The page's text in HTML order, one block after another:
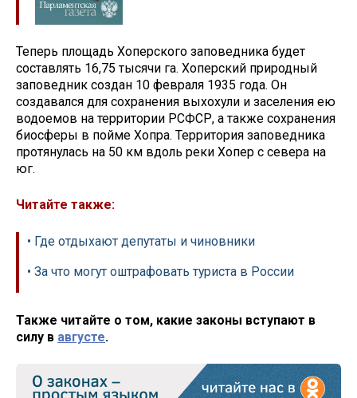
Теперь площадь Хоперского заповедника будет
составлять 16,75 тысячи га. Хоперский природный
заповедник создан 10 февраля 1935 года. Он
создавался для сохранения выхохули и заселения ею
водоемов на территории РСФСР, а также сохранения
биосферы в пойме Хопра. Территория заповедника
протянулась на 50 км вдоль реки Хопер с севера на
юг.
Читайте также:
• Где отдыхают депутаты и чиновники
• За что могут оштрафовать туриста в России
Также читайте о том, какие законы вступают в
силу в августе.